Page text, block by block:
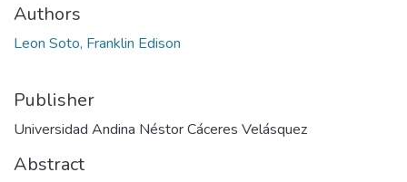
Authors
Leon Soto, Franklin Edison
Publisher
Universidad Andina Néstor Cáceres Velásquez
Abstract